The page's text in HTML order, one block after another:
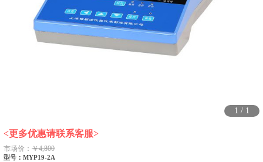
1 / 1
<更多优惠请联系客服>
市场价： ￥4,800
型号：MYP19-2A